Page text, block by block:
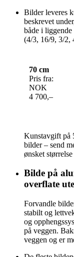
Bilder leveres
beskrevet
både i
(4/3, 16/9, 3/2,
70 cm
Pris fra:
NOK
4 700,–
Kunstavgift på
bilder – send
ønsket
Bilde på
overflate
Forvandle
stabilt og
og
på veggen.
veggen og er